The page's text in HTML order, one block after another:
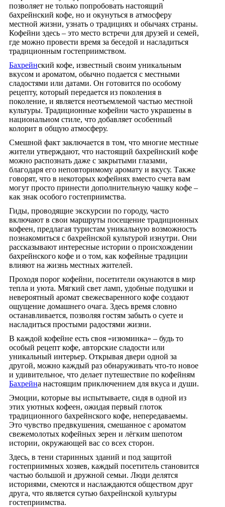
позволяет не только попробовать настоящий
бахрейнский кофе, но и окунуться в атмосферу
местной жизни, узнать о традициях и обычаях страны.
Кофейни здесь – это место встречи для друзей и семей,
где можно провести время за беседой и насладиться
традиционным гостеприимством.
Бахрейнский кофе, известный своим уникальным
вкусом и ароматом, обычно подается с местными
сладостями или датами. Он готовится по особому
рецепту, который передается из поколения в
поколение, и является неотъемлемой частью местной
культуры. Традиционные кофейни часто украшены в
национальном стиле, что добавляет особенный
колорит в общую атмосферу.
Смешной факт заключается в том, что многие местные
жители утверждают, что настоящий бахрейнский кофе
можно распознать даже с закрытыми глазами,
благодаря его неповторимому аромату и вкусу. Также
говорят, что в некоторых кофейнях вместо счета вам
могут просто принести дополнительную чашку кофе –
как знак особого гостеприимства.
Гиды, проводящие экскурсии по городу, часто
включают в свои маршруты посещение традиционных
кофеен, предлагая туристам уникальную возможность
познакомиться с бахрейнской культурой изнутри. Они
рассказывают интересные истории о происхождении
бахрейнского кофе и о том, как кофейные традиции
влияют на жизнь местных жителей.
Проходя порог кофейни, посетители окунаются в мир
тепла и уюта. Мягкий свет ламп, удобные подушки и
невероятный аромат свежесваренного кофе создают
ощущение домашнего очага. Здесь время словно
останавливается, позволяя гостям забыть о суете и
насладиться простыми радостями жизни.
В каждой кофейне есть своя «изюминка» – будь то
особый рецепт кофе, авторские сладости или
уникальный интерьер. Открывая двери одной за
другой, можно каждый раз обнаруживать что-то новое
и удивительное, что делает путешествие по кофейням
Бахрейна настоящим приключением для вкуса и души.
Эмоции, которые вы испытываете, сидя в одной из
этих уютных кофеен, ожидая первый глоток
традиционного бахрейнского кофе, непередаваемы.
Это чувство предвкушения, смешанное с ароматом
свежемолотых кофейных зерен и лёгким шепотом
истории, окружающей вас со всех сторон.
Здесь, в тени старинных зданий и под защитой
гостеприимных хозяев, каждый посетитель становится
частью большой и дружной семьи. Люди делятся
историями, смеются и наслаждаются обществом друг
друга, что является сутью бахрейнской культуры
гостеприимства.